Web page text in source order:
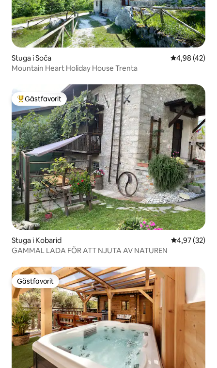
Stuga i Soča 4,98 av 5 i
4,98 (42)
Mountain Heart Holiday House Trenta
Populär gästfavorit
Gästfavorit
Stuga i Kobarid 4,97 av 5 i
4,97 (32)
GAMMAL LADA FÖR ATT NJUTA AV NATUREN
Gästfavorit
Gästfavorit